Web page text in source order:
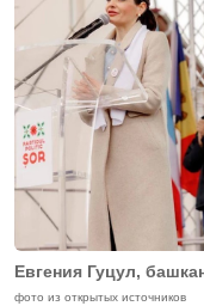
Евгения Гуцул,
фото из открытых источников